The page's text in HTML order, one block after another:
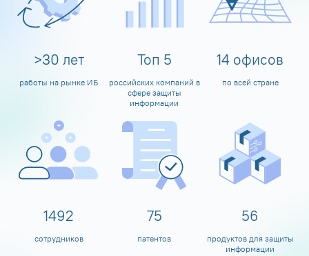
>30 лет
работы на рынке ИБ
Топ 5
российских компаний в
сфере защиты
информации
14 офисов
по всей стране
1599
сотрудников
80
патентов
60
продуктов для защиты
информации